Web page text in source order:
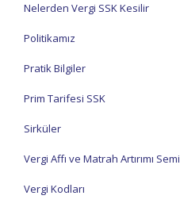
Nelerden Vergi SSK Kesilir
Politikamız
Pratik Bilgiler
Prim Tarifesi SSK
Sirküler
Vergi Affı ve Matrah Artırımı
Vergi Kodları